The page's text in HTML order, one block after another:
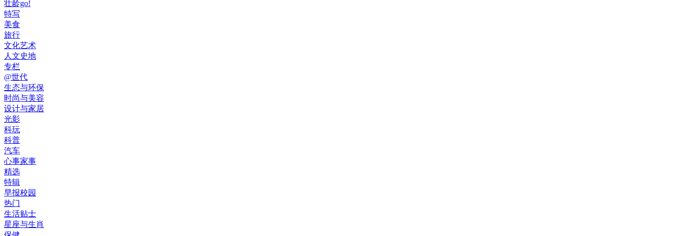
壮龄go!
特写
美食
旅行
文化艺术
人文史地
专栏
@世代
生态与环保
时尚与美容
设计与家居
光影
科玩
科普
汽车
心事家事
精选
特辑
早报校园
热门
生活贴士
星座与生肖